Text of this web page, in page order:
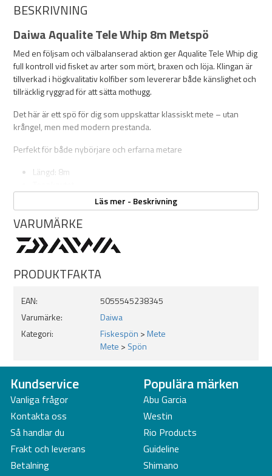
BESKRIVNING
Daiwa Aqualite Tele Whip 8m Metspö
Med en följsam och välbalanserad aktion ger Aqualite Tele Whip dig
full kontroll vid fisket av arter som mört, braxen och löja. Klingan är
tillverkad i högkvalitativ kolfiber som levererar både känslighet och
tillräcklig ryggrad för att sätta mothugg.
Det här är ett spö för dig som uppskattar klassiskt mete – utan
krångel, men med modern prestanda.
Perfekt för både nybörjare och erfarna metare
Längd: 8m
Läs mer - Beskrivning
VARUMÄRKE
PRODUKTFAKTA
EAN:
5055545238345
Varumärke:
Daiwa
Kategori:
Fiskespön >Mete
Mete > Spön
Kundservice
Vanliga frågor
Kontakta oss
Så handlar du
Frakt och leverans
Betalning
Populära märken
Abu Garcia
Westin
Rio Products
Guideline
Shimano